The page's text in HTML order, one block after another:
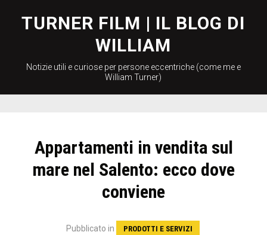
content
TURNER FILM | IL BLOG DI
WILLIAM
Notizie utili e curiose per persone eccentriche (come me e
William Turner)
Appartamenti in vendita sul
mare nel Salento: ecco dove
conviene
Pubblicato in PRODOTTI E SERVIZI